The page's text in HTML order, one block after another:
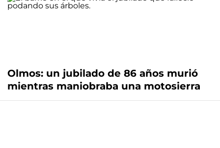
Olmos: un jubilado de 86 años murió
mientras maniobraba una motosierra